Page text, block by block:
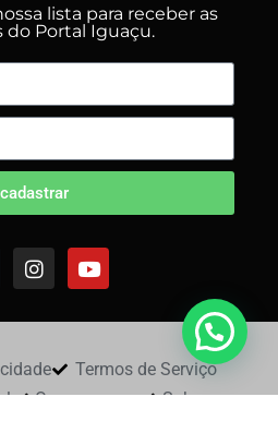
lista para receber as
do Portal Iguaçu.
cadastrar
Termos de Serviço
Quem somos
Sobre